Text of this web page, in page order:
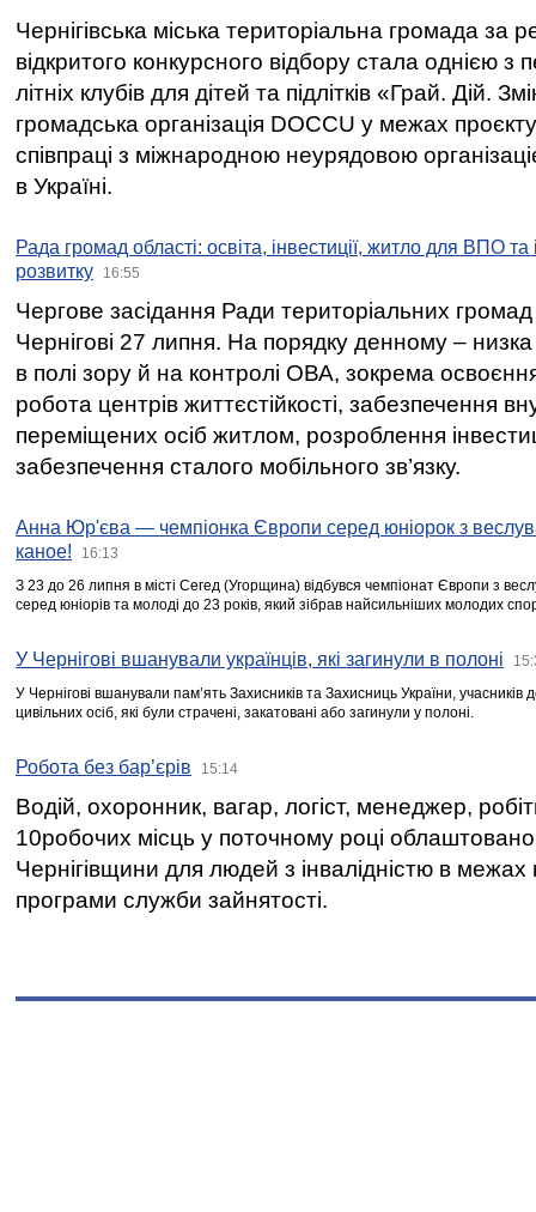
Чернігівська міська територіальна громада за
відкритого конкурсного відбору стала однією
літніх клубів для дітей та підлітків «Грай. Дій.
громадська організація DOCCU у межах
співпраці з міжнародною неурядовою
в Україні.
Рада громад області: освіта, інвестиції, житло для ВПО
розвитку
16:55
Чергове засідання Ради територіальних громад
Чернігові 27 липня. На порядку денному –
в полі зору й на контролі ОВА, зокрема освоєння
робота центрів життєстійкості, забезпечення
переміщених осіб житлом, розроблення
забезпечення сталого мобільного зв’язку.
Анна Юр'єва — чемпіонка Європи серед юніорок з
каное!
16:13
З 23 до 26 липня в місті Сегед (Угорщина) відбувся чемпіонат Європи з
серед юніорів та молоді до 23 років, який зібрав найсильніших молодих
У Чернігові вшанували українців, які загинули в полоні
У Чернігові вшанували пам’ять Захисників та Захисниць України,
цивільних осіб, які були страчені, закатовані або загинули у полоні.
Робота без бар’єрів 15:14
Водій, охоронник, вагар, логіст, менеджер,
10робочих місць у поточному році
Чернігівщини для людей з інвалідністю в межах
програми служби зайнятості.